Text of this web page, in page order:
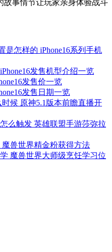
故事情节让玩家亲身体验战斗
是怎样的 iPhone16系列手机
发售机型介绍一览
发售价一览
发售日期一览
候 原神5.1版本前瞻直播开
么触发 英雄联盟手游莎弥拉
兽世界精金粉获得方法
魔兽世界大师级烹饪学习位